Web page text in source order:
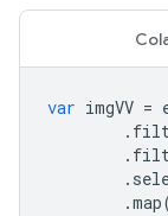
var imgVV =
.
.
.
.map